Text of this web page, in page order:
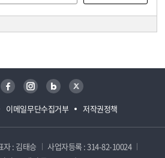
이메일무단수집거부 저작권정책
페이스북 인스타그램 블로그 트위터
자 : 김태승
사업자등록 : 314-82-10024